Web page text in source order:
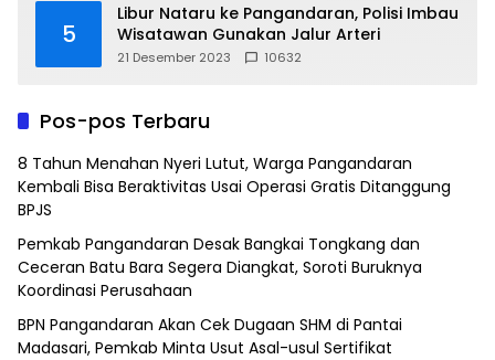
5
Libur Nataru ke Pangandaran, Polisi Imbau
Wisatawan Gunakan Jalur Arteri
21 Desember 2023 10632
Pos-pos Terbaru
8 Tahun Menahan Nyeri Lutut, Warga Pangandaran
Kembali Bisa Beraktivitas Usai Operasi Gratis Ditanggung
BPJS
Pemkab Pangandaran Desak Bangkai Tongkang dan
Ceceran Batu Bara Segera Diangkat, Soroti Buruknya
Koordinasi Perusahaan
BPN Pangandaran Akan Cek Dugaan SHM di Pantai
Madasari, Pemkab Minta Usut Asal-usul Sertifikat